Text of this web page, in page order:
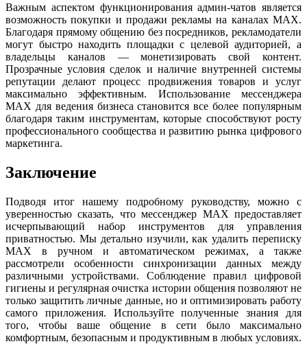
Важным аспектом функционирования админ-чатов является
возможность покупки и продажи рекламы на каналах MAX.
Благодаря прямому общению без посредников, рекламодатели
могут быстро находить площадки с целевой аудиторией, а
владельцы каналов — монетизировать свой контент.
Прозрачные условия сделок и наличие внутренней системы
репутации делают процесс продвижения товаров и услуг
максимально эффективным. Использование мессенджера
MAX для ведения бизнеса становится все более популярным
благодаря таким инструментам, которые способствуют росту
профессионального сообщества и развитию рынка цифрового
маркетинга.
Заключение
Подводя итог нашему подробному руководству, можно с
уверенностью сказать, что мессенджер MAX предоставляет
исчерпывающий набор инструментов для управления
приватностью. Мы детально изучили, как удалить переписку
MAX в ручном и автоматическом режимах, а также
рассмотрели особенности синхронизации данных между
различными устройствами. Соблюдение правил цифровой
гигиены и регулярная очистка истории общения позволяют не
только защитить личные данные, но и оптимизировать работу
самого приложения. Используйте полученные знания для
того, чтобы ваше общение в сети было максимально
комфортным, безопасным и продуктивным в любых условиях.